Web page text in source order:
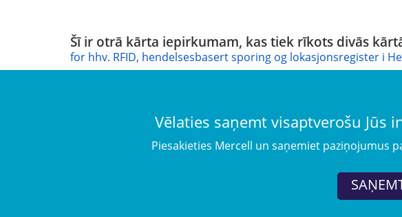
Šī ir otrā kārta iepirkumam, kas tiek rīkots divās
for hhv. RFID, hendelsesbasert sporing og lokasjonsregister i
Vēlaties saņemt visaptverošu Jūs
Piesakieties Mercell un saņemiet paziņojumus